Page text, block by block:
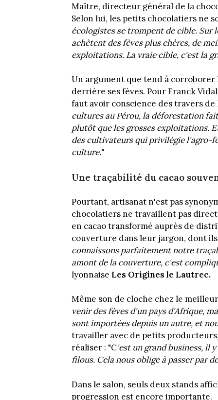
Maître, directeur général de la
Selon lui, les petits chocolatiers ne
écologistes se trompent de cible. Sur
achètent des fèves plus chères, de
exploitations. La vraie cible, c'est la
Un argument que tend à corroborer
derrière ses fèves. Pour Franck
faut avoir conscience des travers
cultures au Pérou, la déforestation
plutôt que les grosses exploitations.
des cultivateurs qui privilégie l'agro-
culture."
Une traçabilité du cacao
Pourtant, artisanat n'est pas
chocolatiers ne travaillent pas
en cacao transformé auprès de
couverture dans leur jargon, dont
connaissons parfaitement notre
amont de la couverture, c'est
lyonnaise Les Origines le Lautrec.
Même son de cloche chez le
venir des fèves d'un pays d'Afrique,
sont importées depuis un autre, et
travailler avec de petits
réaliser : "C'est un grand business, il
filous. Cela nous oblige à passer par
Dans le salon, seuls deux stands
progression est encore importante.